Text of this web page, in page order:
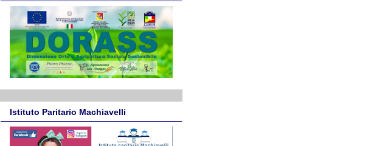
Istituto Paritario Machiavelli